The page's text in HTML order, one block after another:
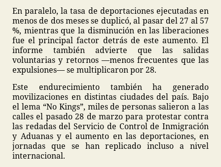
En paralelo, la tasa de deportaciones ejecutadas en
menos de dos meses se duplicó, al pasar del 27 al 57
%, mientras que la disminución en las liberaciones
fue el principal factor detrás de este aumento. El
informe también advierte que las salidas
voluntarias y retornos —menos frecuentes que las
expulsiones— se multiplicaron por 28.
Este endurecimiento también ha generado
movilizaciones en distintas ciudades del país. Bajo
el lema “No Kings”, miles de personas salieron a las
calles el pasado 28 de marzo para protestar contra
las redadas del Servicio de Control de Inmigración
y Aduanas y el aumento en las deportaciones, en
jornadas que se han replicado incluso a nivel
internacional.